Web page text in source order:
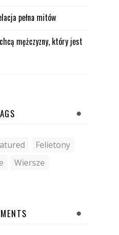
pełna mitów
mężczyzny, który jest
Felietony
Wiersze